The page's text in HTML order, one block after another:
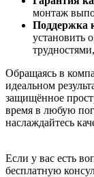
монтаж
Поддержка
установить
Обращаясь в
идеальном
защищённое
время в любую
наслаждайтесь
Если у вас есть
бесплатную